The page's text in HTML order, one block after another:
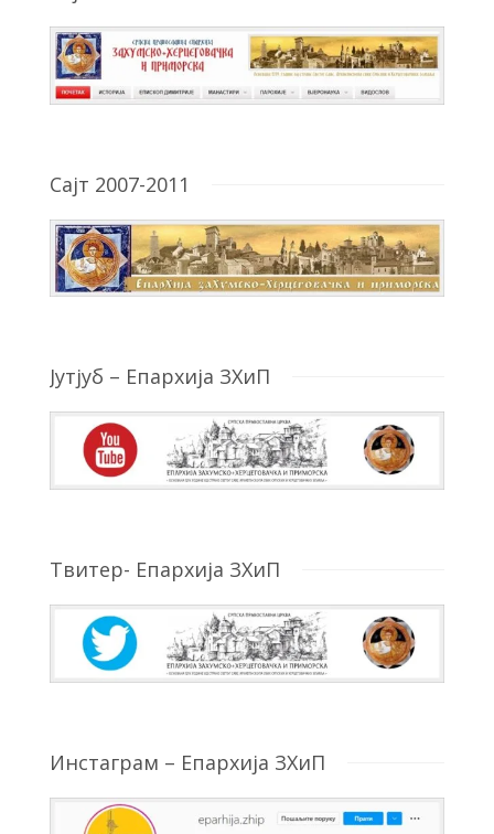
Сајт 2007-2011
Јутјуб – Епархија ЗХиП
Твитер- Епархија ЗХиП
Инстаграм – Епархија ЗХиП